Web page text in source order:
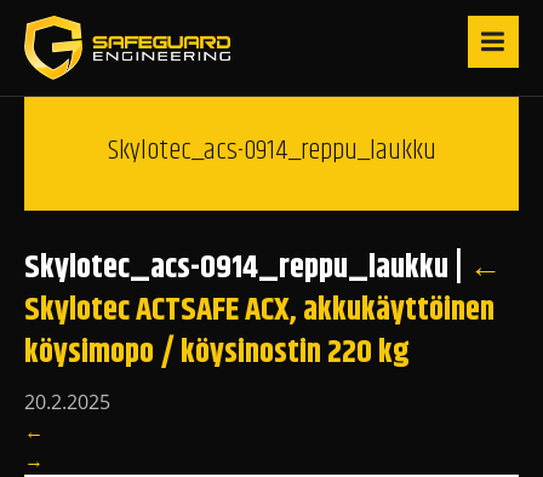
Skylotec_acs-0914_reppu_laukku
Skylotec_acs-0914_reppu_laukku ←
Skylotec ACTSAFE ACX, akkukäyttöinen
köysimopo / köysinostin 220 kg
20.2.2025
←
→